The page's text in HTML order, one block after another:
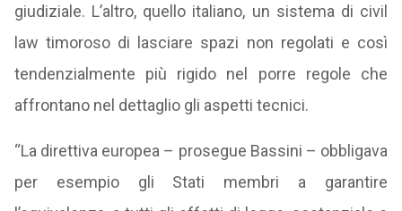
giudiziale. L’altro, quello italiano, un sistema di civil
law timoroso di lasciare spazi non regolati e così
tendenzialmente più rigido nel porre regole che
affrontano nel dettaglio gli aspetti tecnici.
“La direttiva europea – prosegue Bassini – obbligava
per esempio gli Stati membri a garantire